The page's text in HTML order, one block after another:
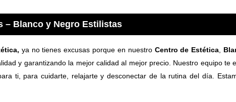
– Blanco y Negro Estilistas
, ya no tienes excusas porque en nuestro Centro de Estética,
y garantizando la mejor calidad al mejor precio. Nuestro equipo
ti, para cuidarte, relajarte y desconectar de la rutina del día.